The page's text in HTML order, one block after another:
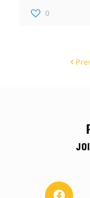
0